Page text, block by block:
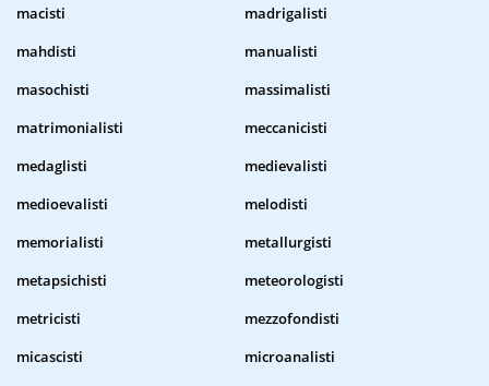
macisti
madrigalisti
mahdisti
manualisti
masochisti
massimalisti
matrimonialisti
meccanicisti
medaglisti
medievalisti
medioevalisti
melodisti
memorialisti
metallurgisti
metapsichisti
meteorologisti
metricisti
mezzofondisti
micascisti
microanalisti